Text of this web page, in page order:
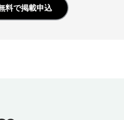
料で掲載申込